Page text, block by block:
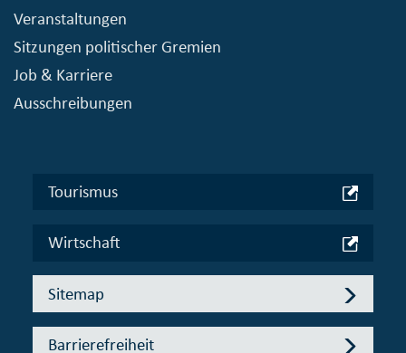
Veranstaltungen
Sitzungen politischer Gremien
Job & Karriere
Ausschreibungen
Tourismus
Wirtschaft
Sitemap
Barrierefreiheit